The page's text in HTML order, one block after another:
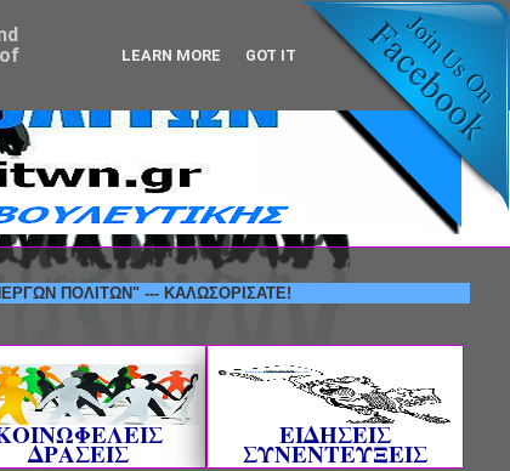
--- ΚΑΛΩΣΟΡΙΣΑΤΕ!
ΔΡΑΣΕΙΣ
ΕΙΔΗΣΕΙΣ
ΣΥΝΕΝΤΕΥΞΕΙΣ
LEARN MORE GOT IT